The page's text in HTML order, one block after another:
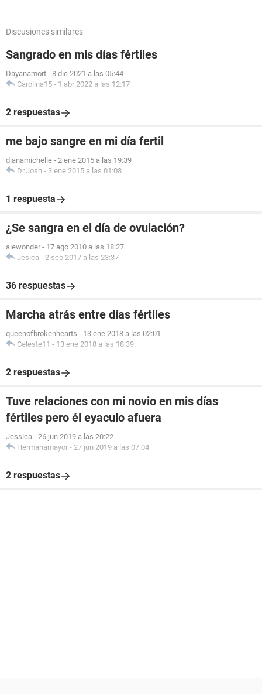
Discusiones similares
Sangrado en mis días fértiles
Dayanamort - 8 dic 2021 a las 05:44
Carolina15 - 1 abr 2022 a las 12:17
2 respuestas
me bajo sangre en mi día fertil
dianamichelle - 2 ene 2015 a las 19:39
Dr.Josh - 3 ene 2015 a las 01:08
1 respuesta
¿Se sangra en el día de ovulación?
alewonder - 17 ago 2010 a las 18:27
Jesica - 2 sep 2017 a las 23:37
36 respuestas
Marcha atrás entre días fértiles
queenofbrokenhearts - 13 ene 2018 a las 02:01
Celeste11 - 13 ene 2018 a las 18:39
2 respuestas
Tuve relaciones con mi novio en mis días
fértiles pero él eyaculo afuera
Jessica - 26 jun 2019 a las 20:22
Hermanamayor - 27 jun 2019 a las 07:04
2 respuestas